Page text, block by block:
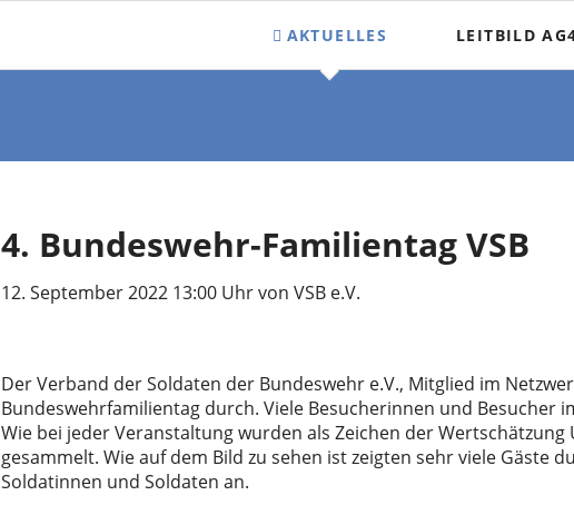
AKTUELLES LEITBILD
4. Bundeswehr-Familientag VSB
12. September 2022 13:00 Uhrvon VSB e.V.
Der Verband der Soldaten der Bundeswehr e.V., Mitglied im
Bundeswehrfamilientag durch. Viele Besucherinnen und Besucher
Wie bei jeder Veranstaltung wurden als Zeichen der
gesammelt. Wie auf dem Bild zu sehen ist zeigten sehr viele Gäste
Soldatinnen und Soldaten an.